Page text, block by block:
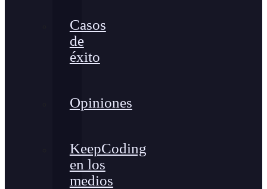
Casos
de
éxito
Opiniones
KeepCoding
en los
medios